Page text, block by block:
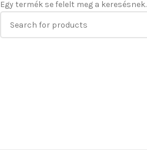
Egy termék se felelt meg a keresésnek.